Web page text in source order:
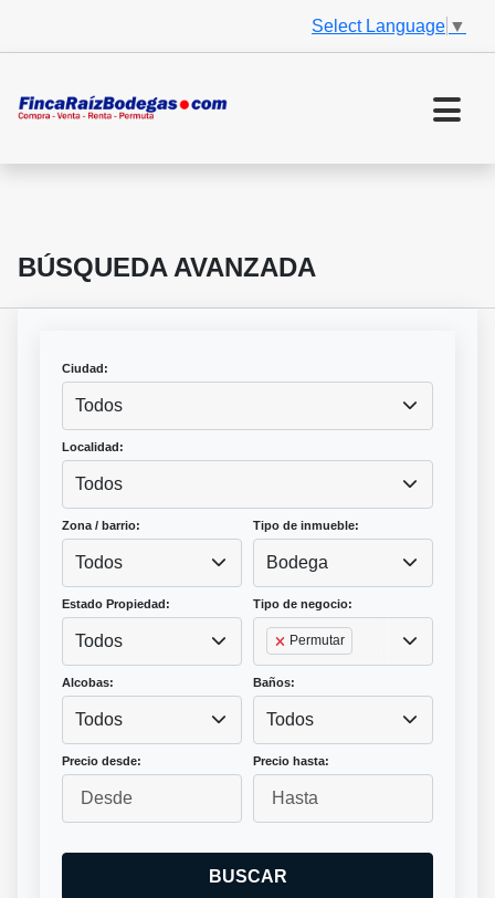
Select Language ▼
BÚSQUEDA AVANZADA
Ciudad:
Todos
Localidad:
Todos
Zona / barrio:
Todos
Tipo de inmueble:
Bodega
Estado Propiedad:
Todos
Tipo de negocio:
Permutar
Alcobas:
Todos
Baños:
Todos
Precio desde: Precio hasta:
BUSCAR